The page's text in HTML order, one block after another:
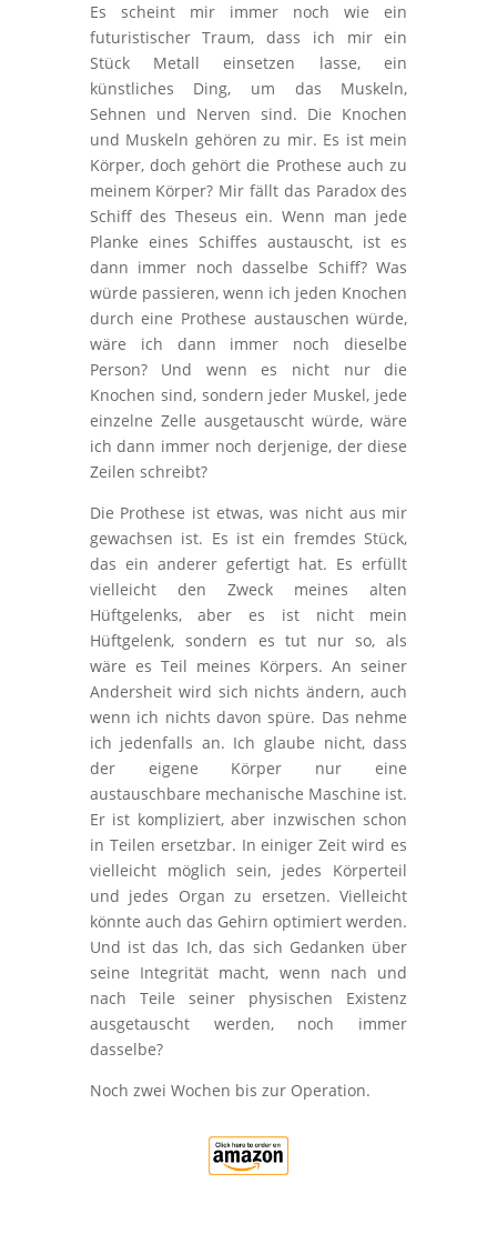
Es scheint mir immer noch wie ein
futuristischer Traum, dass ich mir ein
Stück Metall einsetzen lasse, ein
künstliches Ding, um das Muskeln,
Sehnen und Nerven sind. Die Knochen
und Muskeln gehören zu mir. Es ist mein
Körper, doch gehört die Prothese auch zu
meinem Körper? Mir fällt das Paradox des
Schiff des Theseus ein. Wenn man jede
Planke eines Schiffes austauscht, ist es
dann immer noch dasselbe Schiff? Was
würde passieren, wenn ich jeden Knochen
durch eine Prothese austauschen würde,
wäre ich dann immer noch dieselbe
Person? Und wenn es nicht nur die
Knochen sind, sondern jeder Muskel, jede
einzelne Zelle ausgetauscht würde, wäre
ich dann immer noch derjenige, der diese
Zeilen schreibt?
Die Prothese ist etwas, was nicht aus mir
gewachsen ist. Es ist ein fremdes Stück,
das ein anderer gefertigt hat. Es erfüllt
vielleicht den Zweck meines alten
Hüftgelenks, aber es ist nicht mein
Hüftgelenk, sondern es tut nur so, als
wäre es Teil meines Körpers. An seiner
Andersheit wird sich nichts ändern, auch
wenn ich nichts davon spüre. Das nehme
ich jedenfalls an. Ich glaube nicht, dass
der eigene Körper nur eine
austauschbare mechanische Maschine ist.
Er ist kompliziert, aber inzwischen schon
in Teilen ersetzbar. In einiger Zeit wird es
vielleicht möglich sein, jedes Körperteil
und jedes Organ zu ersetzen. Vielleicht
könnte auch das Gehirn optimiert werden.
Und ist das Ich, das sich Gedanken über
seine Integrität macht, wenn nach und
nach Teile seiner physischen Existenz
ausgetauscht werden, noch immer
dasselbe?
Noch zwei Wochen bis zur Operation.